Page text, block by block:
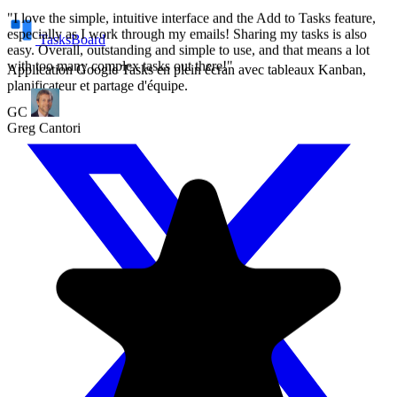
TasksBoard
Application Google Tasks en plein écran avec tableaux Kanban,
planificateur et partage d'équipe.